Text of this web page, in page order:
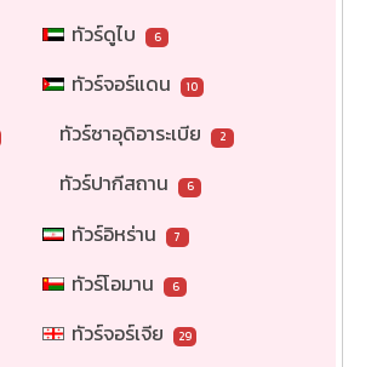
ทัวร์ดูไบ 6
ทัวร์จอร์แดน 10
ทัวร์ซาอุดิอาระเบีย 2
ทัวร์ปากีสถาน 6
ทัวร์อิหร่าน 7
ทัวร์โอมาน 6
ทัวร์จอร์เจีย 29